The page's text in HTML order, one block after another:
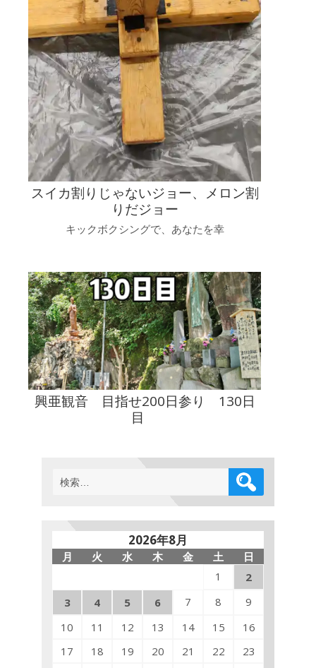
スイカ割りじゃないジョー、メロン割
りだジョー
キックボクシングで、あなたを幸
興亜観音 目指せ200日参り 130日
目
検
索:
2026年8月
月 火 水 木 金 土
日
1
2
3
4 5 6 7 8
9
10
11 12 13 14 15
16
17
18 19 20 21 22 23